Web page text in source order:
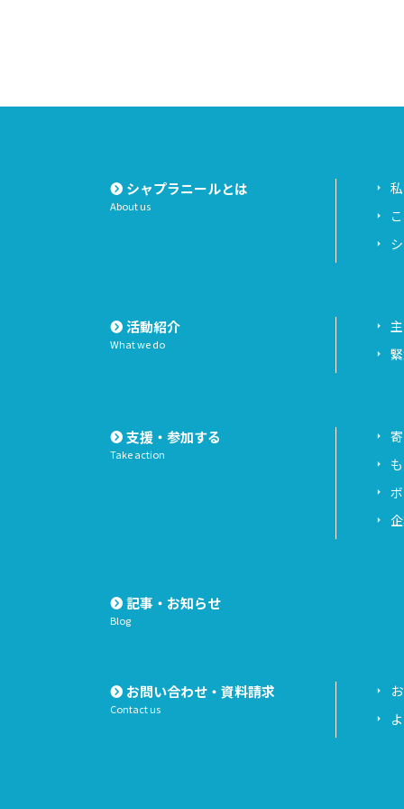
シャプラニールとは
About us
活動紹介
What we do
支援・参加する
Take action
記事・お知らせ
Blog
お問い合わせ・資料請求
Contact us